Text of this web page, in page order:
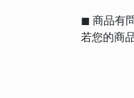
◼︎ 商品有
若您的商